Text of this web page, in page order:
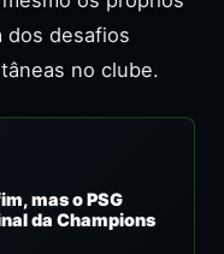
dos desafios
no clube.
mas o PSG
da Champions